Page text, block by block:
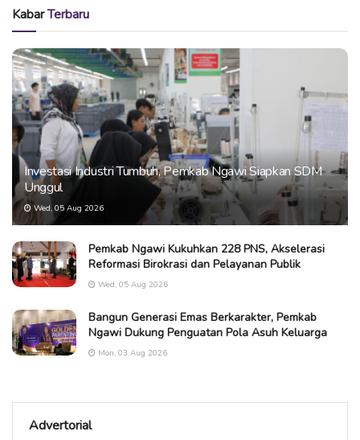
KabarTerbaru
Investasi Industri Tumbuh, Pemkab Ngawi Siapkan SDM
Unggul
Wed, 05 Aug 2026
Pemkab Ngawi Kukuhkan 228 PNS, Akselerasi
Reformasi Birokrasi dan Pelayanan Publik
Wed, 05 Aug 2026
Bangun Generasi Emas Berkarakter, Pemkab
Ngawi Dukung Penguatan Pola Asuh Keluarga
Mon, 03 Aug 2026
Advertorial